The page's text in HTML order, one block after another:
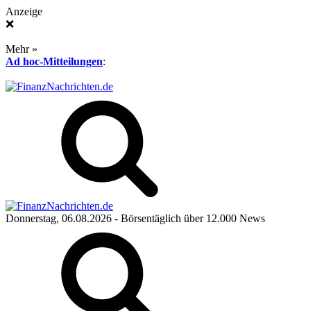
Anzeige
❌
Mehr »
Ad hoc-Mitteilungen:
Donnerstag, 06.08.2026 - Börsentäglich über 12.000 News